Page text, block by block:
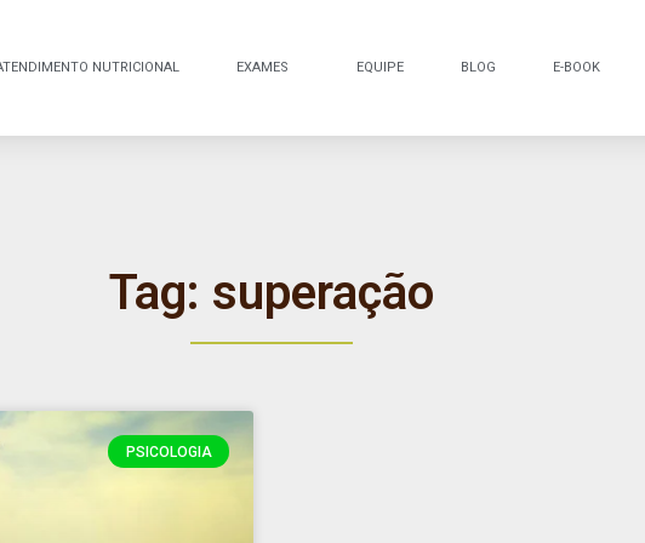
NUTRICIONAL EXAMES EQUIPE BLOG E-BOOK
Tag: superação
PSICOLOGIA